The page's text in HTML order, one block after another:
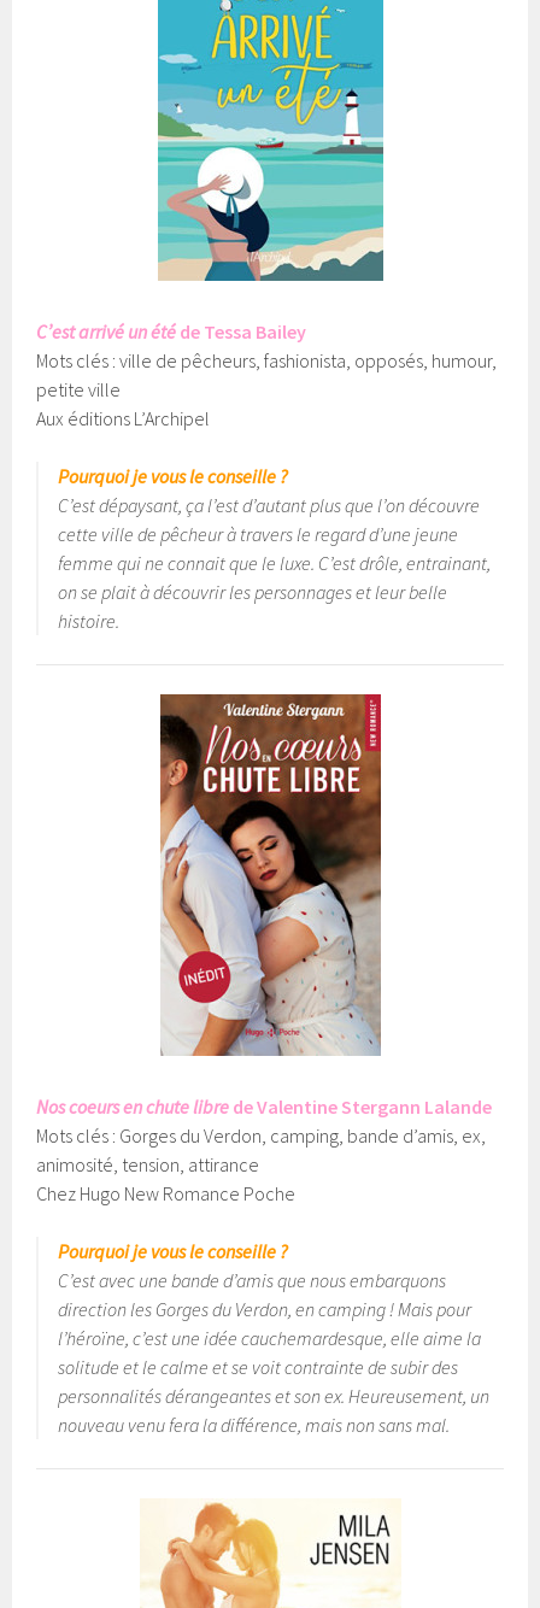
C’est arrivé un été de Tessa Bailey
Mots clés : ville de pêcheurs, fashionista, opposés, humour,
petite ville
Aux éditions L’Archipel
Pourquoi je vous le conseille ?
C’est dépaysant, ça l’est d’autant plus que l’on découvre
cette ville de pêcheur à travers le regard d’une jeune
femme qui ne connait que le luxe. C’est drôle, entrainant,
on se plait à découvrir les personnages et leur belle
histoire.
Nos coeurs en chute libre de Valentine Stergann Lalande
Mots clés : Gorges du Verdon, camping, bande d’amis, ex,
animosité, tension, attirance
Chez Hugo New Romance Poche
Pourquoi je vous le conseille ?
C’est avec une bande d’amis que nous embarquons
direction les Gorges du Verdon, en camping ! Mais pour
l’héroïne, c’est une idée cauchemardesque, elle aime la
solitude et le calme et se voit contrainte de subir des
personnalités dérangeantes et son ex. Heureusement, un
nouveau venu fera la différence, mais non sans mal.